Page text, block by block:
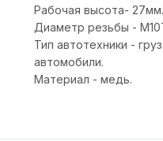
Рабочая высота- 27мм.
Диаметр резьбы -
Тип автотехники -
автомобили.
Материал - медь.